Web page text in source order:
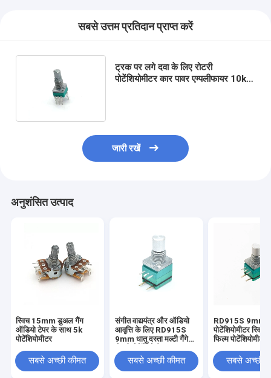
सबसे उत्तम प्रतिदान प्राप्त करें
ट्रक पर लगे दवा के लिए रोटरी
पोटेंशियोमीटर कार पावर एम्पलीफायर 10k
जारी रखें
अनुशंसित उत्पाद
स्विच 15mm डुअल गैंग
ऑडियो टेपर के साथ 5k
पोटेंशियोमीटर
सबसे अच्छी कीमत
संगीत वाद्ययंत्र और ऑडियो
आवृत्ति के लिए RD915S
9mm धातु दस्ता मल्टी गैंगेड
सबसे अच्छी कीमत
RD915S 9mm
पोटेंशियोमीटर स्विच
फिल्म
सबसे अच्छी